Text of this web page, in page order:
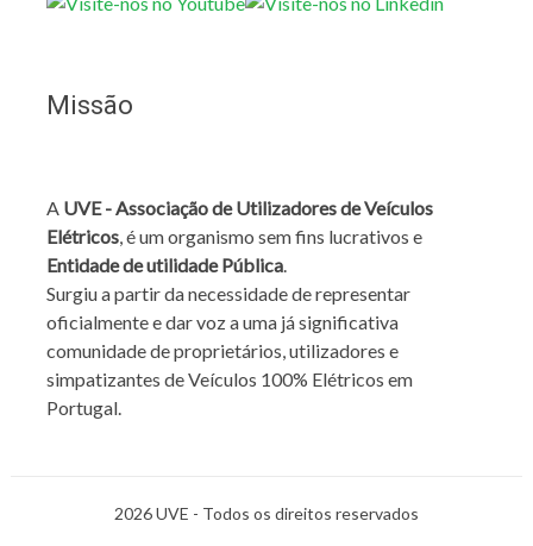
Missão
A UVE - Associação de Utilizadores de Veículos
Elétricos, é um organismo sem fins lucrativos e
Entidade de utilidade Pública.
Surgiu a partir da necessidade de representar
oficialmente e dar voz a uma já significativa
comunidade de proprietários, utilizadores e
simpatizantes de Veículos 100% Elétricos em
Portugal.
2026 UVE - Todos os direitos reservados